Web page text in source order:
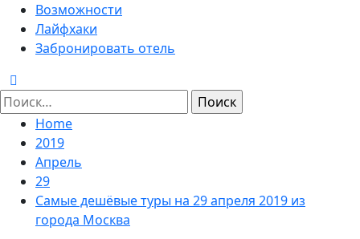
Возможности
Лайфхаки
Забронировать отель
Найти:
Home
2019
Апрель
29
Самые дешёвые туры на 29 апреля 2019 из
города Москва